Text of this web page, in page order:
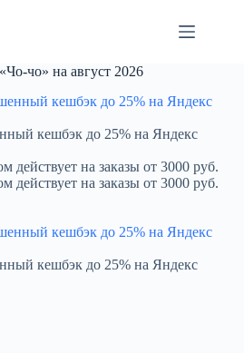
чо» на август 2026
кешбэк до 25% на Яндекс
действует на заказы от 3000 руб.
действует на заказы от 3000 руб.
кешбэк до 25% на Яндекс